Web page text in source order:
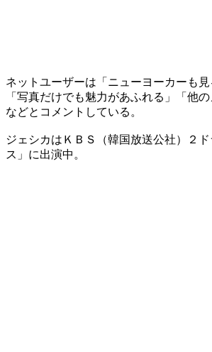
ネットユーザーは「ニューヨーカーも見
「写真だけでも魅力があふれる」「他
などとコメントしている。
ジェシカはＫＢＳ（韓国放送公社）２
ス」に出演中。